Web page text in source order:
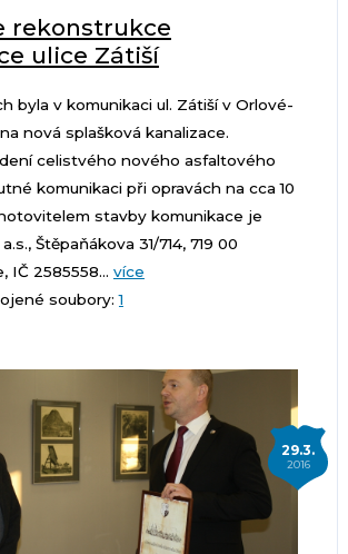
rekonstrukce
ulice Zátiší
byla v komunikaci ul. Zátiší v Orlové-
nová splašková kanalizace.
celistvého nového asfaltového
komunikaci při opravách na cca 10
stavby komunikace je
Štěpaňákova 31/714, 719 00
IČ 2585558... více
soubory:1
29.3.
2016